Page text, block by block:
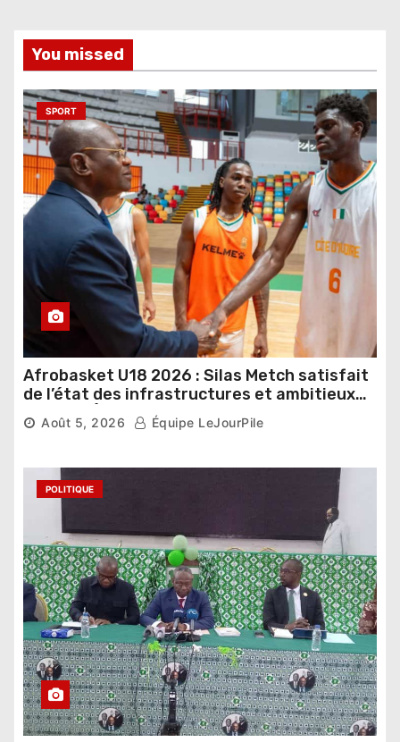
You missed
SPORT
Afrobasket U18 2026 : Silas Metch satisfait
de l’état des infrastructures et ambitieux
pour les Éléphants
Août 5, 2026 Équipe LeJourPile
POLITIQUE